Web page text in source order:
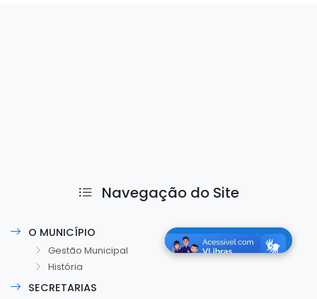
Navegação do Site
O MUNICÍPIO
Gestão Municipal
História
SECRETARIAS